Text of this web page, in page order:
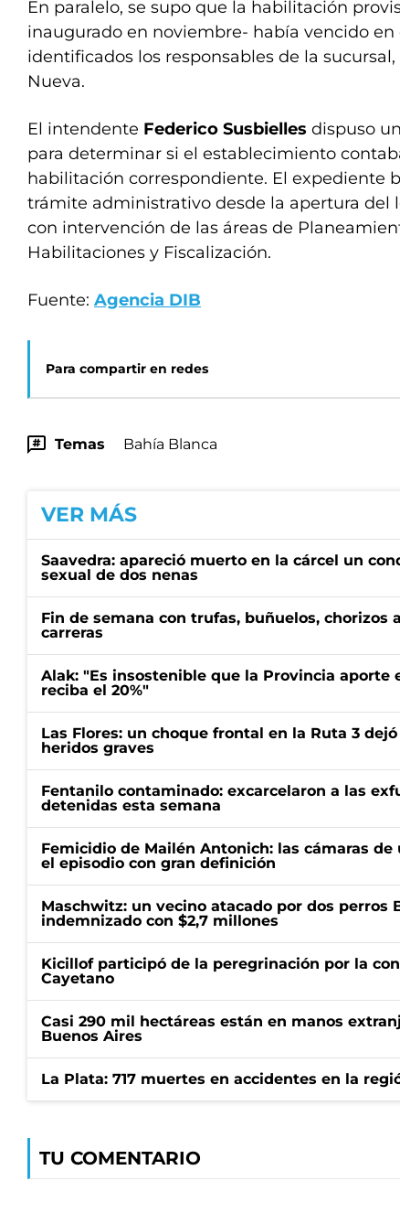
En paralelo, se supo que la habilitación
inaugurado en noviembre- había vencido en
identificados los responsables de la
Nueva.
El intendente Federico Susbielles dispuso
para determinar si el establecimiento
habilitación correspondiente. El expediente
trámite administrativo desde la apertura del
con intervención de las áreas de
Habilitaciones y Fiscalización.
Fuente: Agencia DIB
Para compartir en redes
Temas Bahía Blanca
VER MÁS
Saavedra: apareció muerto en la cárcel un
sexual de dos nenas
Fin de semana con trufas, buñuelos, chorizos
carreras
Alak: "Es insostenible que la Provincia aporte
reciba el 20%"
Las Flores: un choque frontal en la Ruta 3
heridos graves
Fentanilo contaminado: excarcelaron a las
detenidas esta semana
Femicidio de Mailén Antonich: las cámaras
el episodio con gran definición
Maschwitz: un vecino atacado por dos perros
indemnizado con $2,7 millones
Kicillof participó de la peregrinación por la
Cayetano
Casi 290 mil hectáreas están en manos
Buenos Aires
La Plata: 717 muertes en accidentes en la
TU COMENTARIO